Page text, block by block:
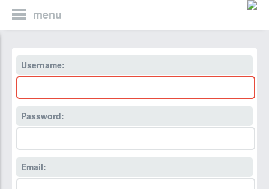
menu
Username:
Password:
Email: